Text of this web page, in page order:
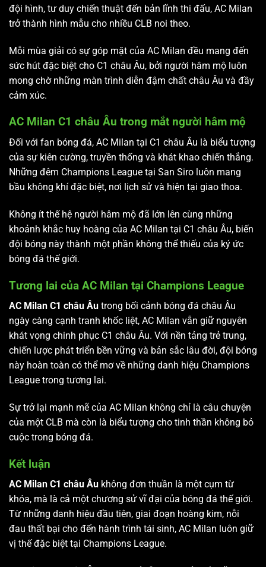
đội hình, tư duy chiến thuật đến bản lĩnh thi đấu, AC Milan
trở thành hình mẫu cho nhiều CLB noi theo.
Mỗi mùa giải có sự góp mặt của AC Milan đều mang đến
sức hút đặc biệt cho C1 châu Âu, bởi người hâm mộ luôn
mong chờ những màn trình diễn đậm chất châu Âu và đầy
cảm xúc.
AC Milan C1 châu Âu trong mắt người hâm mộ
Đối với fan bóng đá, AC Milan tại C1 châu Âu là biểu tượng
của sự kiên cường, truyền thống và khát khao chiến thắng.
Những đêm Champions League tại San Siro luôn mang
bầu không khí đặc biệt, nơi lịch sử và hiện tại giao thoa.
Không ít thế hệ người hâm mộ đã lớn lên cùng những
khoảnh khắc huy hoàng của AC Milan tại C1 châu Âu, biến
đội bóng này thành một phần không thể thiếu của ký ức
bóng đá thế giới.
Tương lai của AC Milan tại Champions League
AC Milan C1 châu Âu trong bối cảnh bóng đá châu Âu
ngày càng cạnh tranh khốc liệt, AC Milan vẫn giữ nguyên
khát vọng chinh phục C1 châu Âu. Với nền tảng trẻ trung,
chiến lược phát triển bền vững và bản sắc lâu đời, đội bóng
này hoàn toàn có thể mơ về những danh hiệu Champions
League trong tương lai.
Sự trở lại mạnh mẽ của AC Milan không chỉ là câu chuyện
của một CLB mà còn là biểu tượng cho tinh thần không bỏ
cuộc trong bóng đá.
Kết luận
AC Milan C1 châu Âu không đơn thuần là một cụm từ
khóa, mà là cả một chương sử vĩ đại của bóng đá thế giới.
Từ những danh hiệu đầu tiên, giai đoạn hoàng kim, nỗi
đau thất bại cho đến hành trình tái sinh, AC Milan luôn giữ
vị thế đặc biệt tại Champions League.